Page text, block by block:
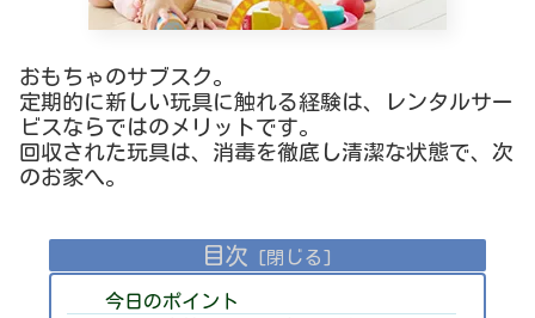
おもちゃのサブスク。
定期的に新しい玩具に触れる経験は、レンタルサー
ビスならではのメリットです。
回収された玩具は、消毒を徹底し清潔な状態で、次
のお家へ。
目次
今日のポイント